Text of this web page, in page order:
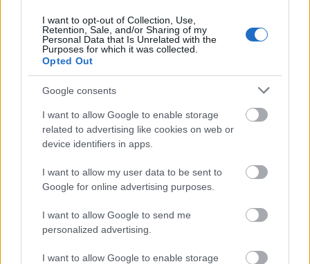
I want to opt-out of Collection, Use,
Retention, Sale, and/or Sharing of my
Personal Data that Is Unrelated with the
Purposes for which it was collected.
Opted Out
Google consents
I want to allow Google to enable storage
related to advertising like cookies on web or
device identifiers in apps.
I want to allow my user data to be sent to
Google for online advertising purposes.
I want to allow Google to send me
personalized advertising.
I want to allow Google to enable storage
πολυπολιτισμικό περιβάλλον, συμβάλλοντας στην
αποστολή της Τράπεζας για βελτίωση της ζωής
προωθώντας την κοινωνική ένταξη στην Ευρώπη.
με τη θεσμική υποστήριξη. Αυτή η εμπειρία θα σας
προσφέρει μια ολοκληρωμένη κατανόηση των
ενισχύσει επίσης ένα ευρύ φάσμα τεχνικών και
Οι διαθέσιμες θέσεις πρακτική άσκησης είναι οι